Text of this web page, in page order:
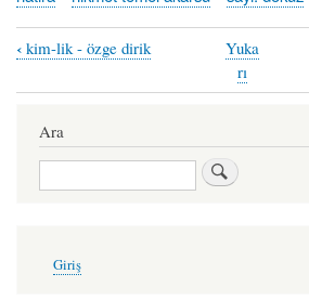
Book
traversal
links
for
bir
düğünü
‹ kim-lik - özge dirik
Yuka
rı
Ara
Ara
account
Giriş